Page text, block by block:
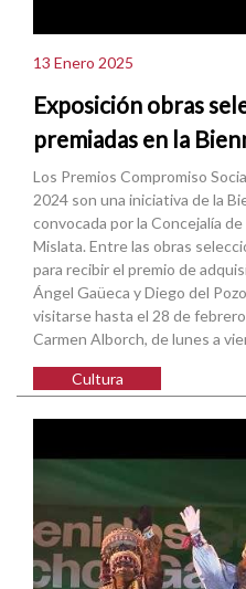
13 Enero 2025
Exposición obras
premiadas en la
Los Premios Compromiso
2024 son una iniciativa de la
convocada por la Concejalía
Mislata. Entre las obras
para recibir el premio de
Ángel Gaüeca y Diego del
visitarse hasta el 28 de
Carmen Alborch, de lunes a
Cultura